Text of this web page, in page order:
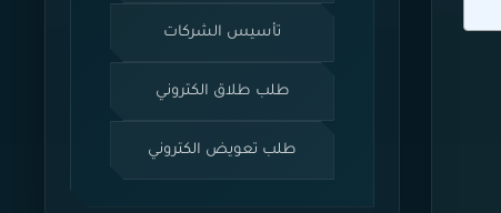
تأسيس الشركات
طلب طلاق الكتروني
طلب تعويض الكتروني